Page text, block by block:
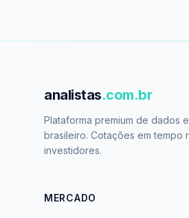
analistas.com.br
Plataforma premium de dados
brasileiro. Cotações em tempo
investidores.
MERCADO